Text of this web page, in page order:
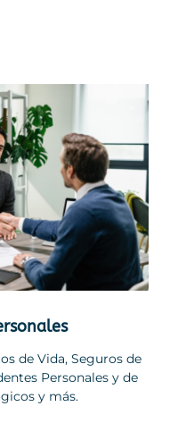
de Vida, Seguros de
Personales y de
y más.